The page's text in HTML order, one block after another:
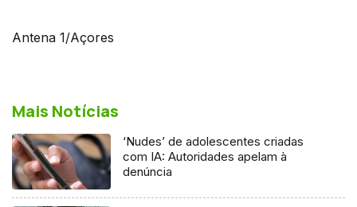
Antena 1/Açores
Mais Notícias
‘Nudes’ de adolescentes criadas
com IA: Autoridades apelam à
denúncia